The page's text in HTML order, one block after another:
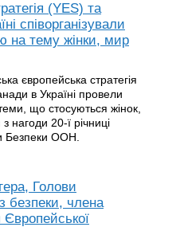
(YES) та
співорганізували
на тему жінки, мир
європейська стратегія
в Україні провели
що стосуються жінок,
нагоди 20-ї річниці
Безпеки ООН.
Голови
безпеки, члена